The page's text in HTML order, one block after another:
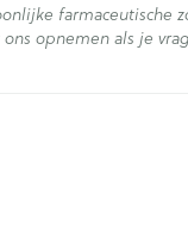
van 4 uur) en
farmaceutische
opnemen als je